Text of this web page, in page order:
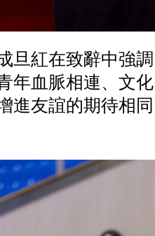
旦紅在致辭中強
年血脈相連、文
進友誼的期待相